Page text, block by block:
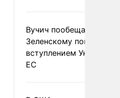
Вучич пообещал
Зеленскому помочь со
вступлением Украины в
ЕС